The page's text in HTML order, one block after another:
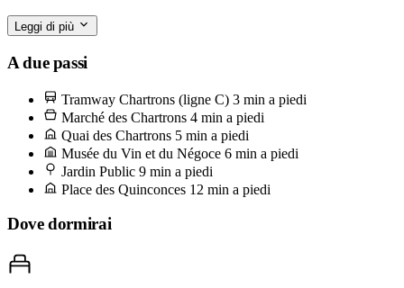
La domenica appartiene al marché des Chartrons lungo il quai.
Arrivate prima delle 11h per i cannelés allo stand di Baillardran e un
bicchiere di plastica senza tanti complimenti. L'équipe prende il
caffè al Café Napoléon sulla place du Marché, due euro al bancone.
Leggi di più
A due passi
Tramway Chartrons (ligne C) 3 min a piedi
Marché des Chartrons 4 min a piedi
Quai des Chartrons 5 min a piedi
Musée du Vin et du Négoce 6 min a piedi
Jardin Public 9 min a piedi
Place des Quinconces 12 min a piedi
Dove dormirai